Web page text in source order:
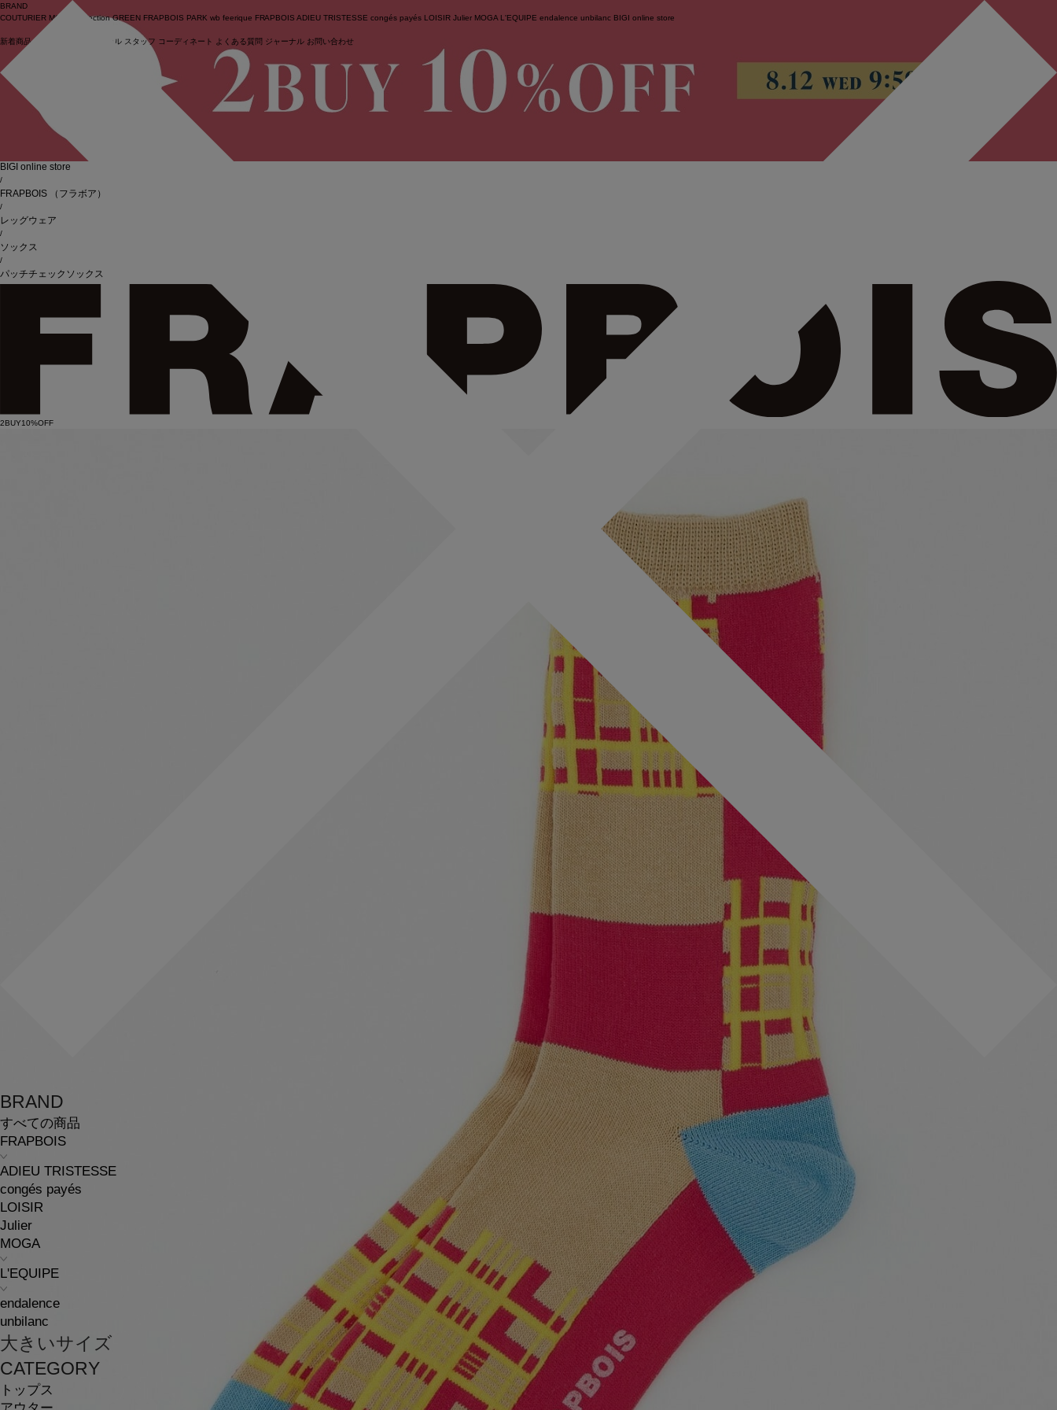
ログイン
BRAND
COUTURIER MOGA Collection GREEN FRAPBOIS PARK wb feerique FRAPBOIS ADIEU TRISTESSE congés payés LOISIR Julier MOGA L'EQUIPE endalence unbilanc BIGI online store
新着商品 (ライブ) セール スタッフ コーディネート よくある質問 ジャーナル お問い合わせ
BRAND
すべての商品
FRAPBOIS
ADIEU TRISTESSE
congés payés
LOISIR
Julier
MOGA
L'EQUIPE
endalence
unbilanc
大きいサイズ
CATEGORY
トップス
BIGI online store
/
FRAPBOIS （フラボア）
/
レッグウェア
/
ソックス
/
パッチチェックソックス
2BUY10%OFF